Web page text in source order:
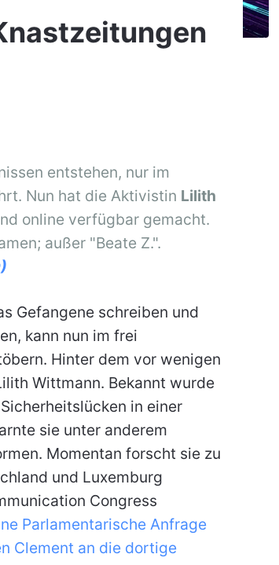
entstehen, nur im
Nun hat die Aktivistin Lilith
online verfügbar gemacht.
außer "Beate Z.".
Gefangene schreiben und
kann nun im frei
Hinter dem vor wenigen
Wittmann. Bekannt wurde
in einer
sie unter anderem
Momentan forscht sie zu
und Luxemburg
Congress
Parlamentarische Anfrage
Clement an die dortige